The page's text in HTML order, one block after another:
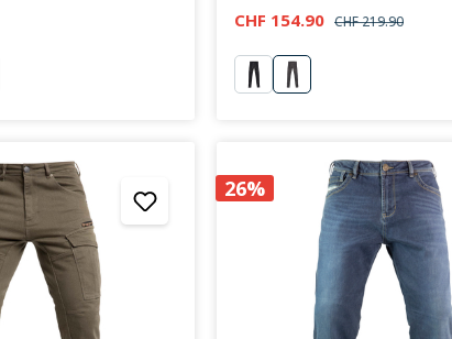
CHF 154.90 CHF 219.90
schwarz
grau
26%